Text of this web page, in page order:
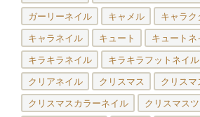
ガーリーネイル キャメル キャラク
キャラネイル キュート キュートネ
キラキラネイル キラキラフットネイル
クリアネイル クリスマス クリスマ
クリスマスカラーネイル クリスマス